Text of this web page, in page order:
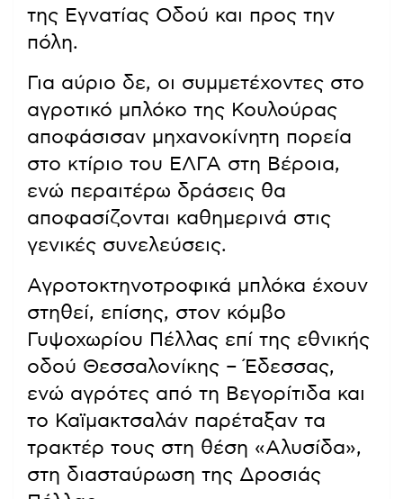
της Εγνατίας Οδού και προς την
πόλη.
Για αύριο δε, οι συμμετέχοντες στο
αγροτικό μπλόκο της Κουλούρας
αποφάσισαν μηχανοκίνητη πορεία
στο κτίριο του ΕΛΓΑ στη Βέροια,
ενώ περαιτέρω δράσεις θα
αποφασίζονται καθημερινά στις
γενικές συνελεύσεις.
Αγροτοκτηνοτροφικά μπλόκα έχουν
στηθεί, επίσης, στον κόμβο
Γυψοχωρίου Πέλλας επί της εθνικής
οδού Θεσσαλονίκης – Έδεσσας,
ενώ αγρότες από τη Βεγορίτιδα και
το Καϊμακτσαλάν παρέταξαν τα
τρακτέρ τους στη θέση «Αλυσίδα»,
στη διασταύρωση της Δροσιάς